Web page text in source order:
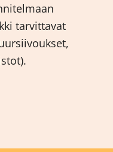
tarvittavat